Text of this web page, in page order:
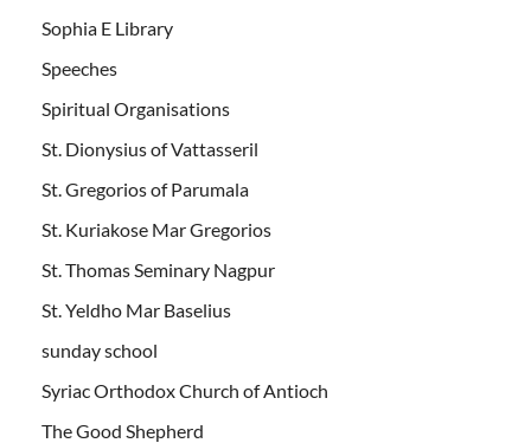
Sophia E Library
Speeches
Spiritual Organisations
St. Dionysius of Vattasseril
St. Gregorios of Parumala
St. Kuriakose Mar Gregorios
St. Thomas Seminary Nagpur
St. Yeldho Mar Baselius
sunday school
Syriac Orthodox Church of Antioch
The Good Shepherd